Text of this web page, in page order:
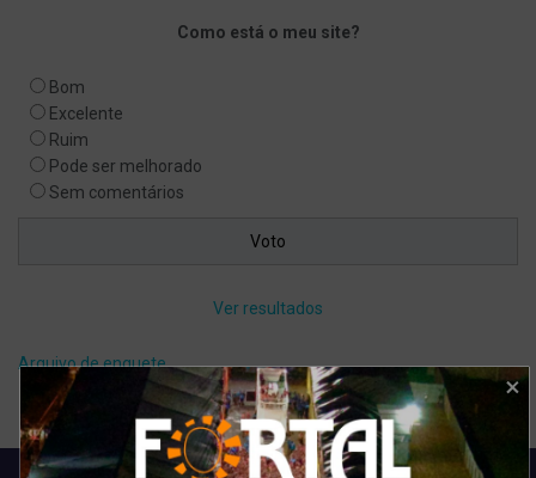
Como está o meu site?
Bom
Excelente
Ruim
Pode ser melhorado
Sem comentários
Ver resultados
Arquivo de enquete